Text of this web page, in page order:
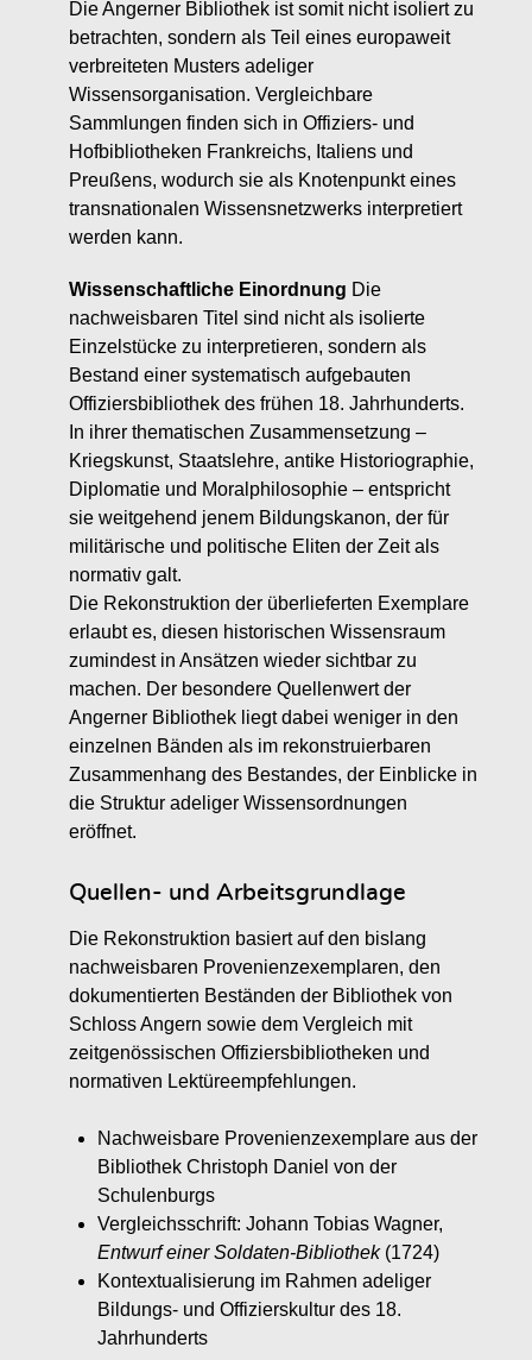
Die Angerner Bibliothek ist somit nicht isoliert zu
betrachten, sondern als Teil eines europaweit
verbreiteten Musters adeliger
Wissensorganisation. Vergleichbare
Sammlungen finden sich in Offiziers- und
Hofbibliotheken Frankreichs, Italiens und
Preußens, wodurch sie als Knotenpunkt eines
transnationalen Wissensnetzwerks interpretiert
werden kann.
Wissenschaftliche Einordnung Die
nachweisbaren Titel sind nicht als isolierte
Einzelstücke zu interpretieren, sondern als
Bestand einer systematisch aufgebauten
Offiziersbibliothek des frühen 18. Jahrhunderts.
In ihrer thematischen Zusammensetzung –
Kriegskunst, Staatslehre, antike Historiographie,
Diplomatie und Moralphilosophie – entspricht
sie weitgehend jenem Bildungskanon, der für
militärische und politische Eliten der Zeit als
normativ galt.
Die Rekonstruktion der überlieferten Exemplare
erlaubt es, diesen historischen Wissensraum
zumindest in Ansätzen wieder sichtbar zu
machen. Der besondere Quellenwert der
Angerner Bibliothek liegt dabei weniger in den
einzelnen Bänden als im rekonstruierbaren
Zusammenhang des Bestandes, der Einblicke in
die Struktur adeliger Wissensordnungen
eröffnet.
Quellen- und Arbeitsgrundlage
Die Rekonstruktion basiert auf den bislang
nachweisbaren Provenienzexemplaren, den
dokumentierten Beständen der Bibliothek von
Schloss Angern sowie dem Vergleich mit
zeitgenössischen Offiziersbibliotheken und
normativen Lektüreempfehlungen.
Nachweisbare Provenienzexemplare aus der
Bibliothek Christoph Daniel von der
Schulenburgs
Vergleichsschrift: Johann Tobias Wagner,
Entwurf einer Soldaten-Bibliothek(1724)
Kontextualisierung im Rahmen adeliger
Bildungs- und Offizierskultur des 18.
Jahrhunderts